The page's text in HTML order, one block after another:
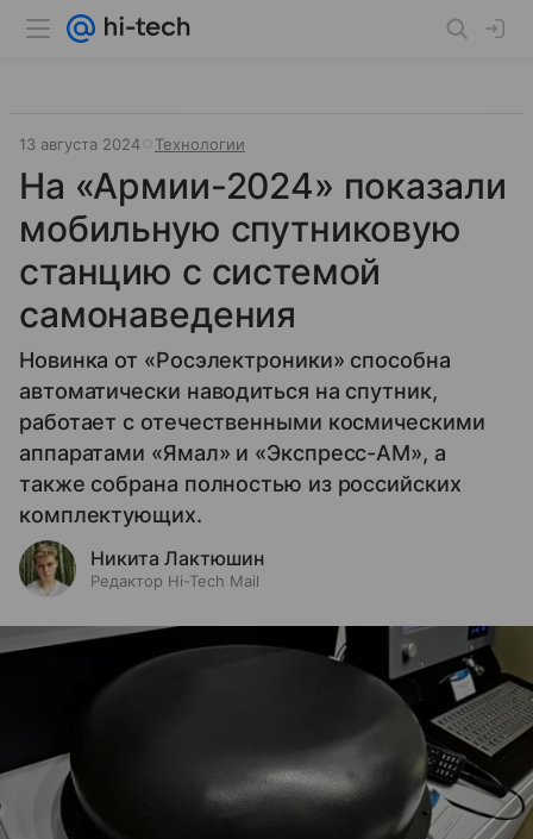
13 августа 2024 Технологии
На «Армии-2024» показали
мобильную спутниковую
станцию с системой
самонаведения
Новинка от «Росэлектроники» способна
автоматически наводиться на спутник,
работает с отечественными космическими
аппаратами «Ямал» и «Экспресс-АМ», а
также собрана полностью из российских
комплектующих.
Никита Лактюшин
Редактор Hi-Tech Mail